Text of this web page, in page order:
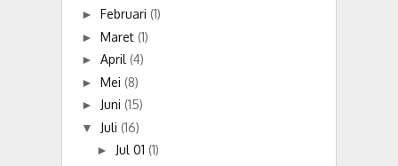
► Februari (1)
► Maret (1)
► April (4)
► Mei (8)
► Juni (15)
▼ Juli (16)
► Jul 01 (1)